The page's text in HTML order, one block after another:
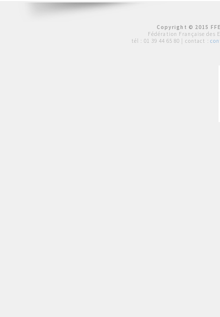
Copyright © 2015
Fédération Française des
tél : 01 39 44 65 80 | contact :